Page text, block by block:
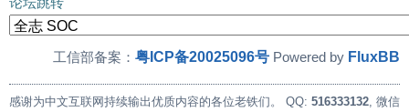
工信部备案： 粤ICP备20025096号 Powered by FluxBB
感谢为中文互联网持续输出优质内容的各位老铁们。 QQ: 516333132, 微信